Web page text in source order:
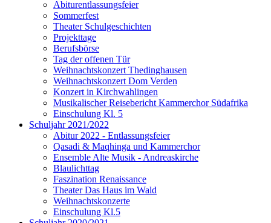
Abiturentlassungsfeier
Sommerfest
Theater Schulgeschichten
Projekttage
Berufsbörse
Tag der offenen Tür
Weihnachtskonzert Thedinghausen
Weihnachtskonzert Dom Verden
Konzert in Kirchwahlingen
Musikalischer Reisebericht Kammerchor Südafrika
Einschulung Kl. 5
Schuljahr 2021/2022
Abitur 2022 - Entlassungsfeier
Qasadi & Maqhinga und Kammerchor
Ensemble Alte Musik - Andreaskirche
Blaulichttag
Faszination Renaissance
Theater Das Haus im Wald
Weihnachtskonzerte
Einschulung Kl.5